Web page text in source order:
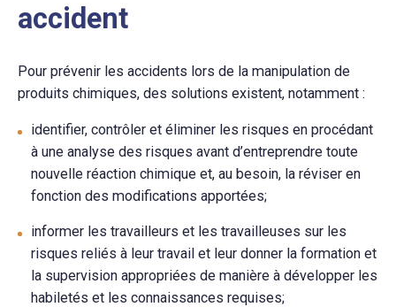
accident
Pour prévenir les accidents lors de la manipulation de
produits chimiques, des solutions existent, notamment :
identifier, contrôler et éliminer les risques en procédant
à une analyse des risques avant d’entreprendre toute
nouvelle réaction chimique et, au besoin, la réviser en
fonction des modifications apportées;
informer les travailleurs et les travailleuses sur les
risques reliés à leur travail et leur donner la formation et
la supervision appropriées de manière à développer les
habiletés et les connaissances requises;